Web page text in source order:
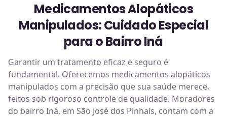
Medicamentos Alopáticos
Manipulados: Cuidado Especial
para o Bairro Iná
Garantir um tratamento eficaz e seguro é
fundamental. Oferecemos medicamentos alopáticos
manipulados com a precisão que sua saúde merece,
feitos sob rigoroso controle de qualidade. Moradores
do bairro Iná, em São José dos Pinhais, contam com a